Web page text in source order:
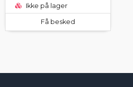
Ikke på lager
Få besked